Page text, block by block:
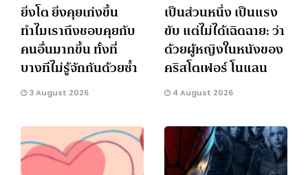
ยิ่งโต ยิ่งคุยเก่งขึ้น
ทำไมเราถึงชอบคุยกับ
คนอื่นมากขึ้น ทั้งที่
บางทีไม่รู้จักกันด้วยซ้ำ
3 August 2026
เป็นส่วนหนึ่ง เป็นแรง
ขับ แต่ไม่ได้เฉิดฉาย: ว่า
ด้วยผู้หญิงในหนังของ
คริสโตเฟอร์ โนแลน
4 August 2026